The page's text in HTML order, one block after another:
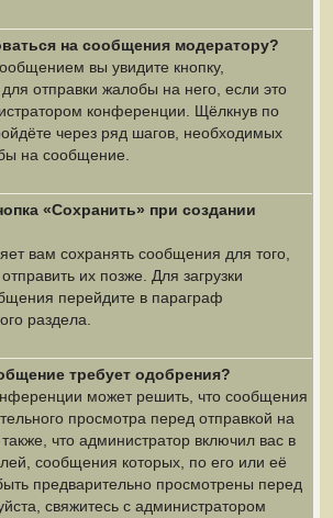
на сообщения модератору?
вы увидите кнопку,
отправки жалобы на него, если это
конференции. Щёлкнув по
через ряд шагов, необходимых
на сообщение.
«Сохранить» при создании
вам сохранять сообщения для того,
их позже. Для загрузки
перейдите в параграф
раздела.
требует одобрения?
может решить, что сообщения
просмотра перед отправкой на
что администратор включил вас в
сообщения которых, по его или её
предварительно просмотрены перед
свяжитесь с администратором